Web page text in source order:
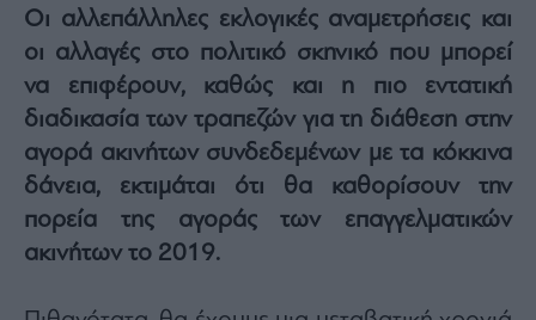
Style
Υγεία
Architecture
&
Design
Fashion
&
Watches
Table
Οι αλλεπάλληλες εκλογικές αναμετρήσεις και
οι αλλαγές στο πολιτικό σκηνικό που μπορεί
να επιφέρουν, καθώς και η πιο εντατική
διαδικασία των τραπεζών για τη διάθεση στην
αγορά ακινήτων συνδεδεμένων με τα κόκκινα
δάνεια, εκτιμάται ότι θα καθορίσουν την
πορεία της αγοράς των επαγγελματικών
ακινήτων το 2019.